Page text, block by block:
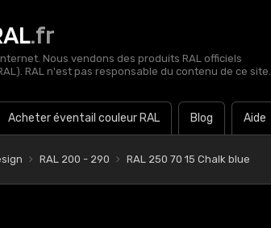
.fr
Nous vendons des produits RAL officiels
RAL n'est pas responsable du contenu de ce site.
Acheter éventail couleur RAL Blog Aide
RAL 200 - 290 RAL 250 70 15 Chalk blue